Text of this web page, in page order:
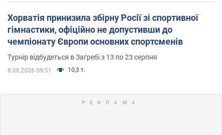
Хорватія принизила збірну Росії зі спортивної
гімнастики, офіційно не допустивши до
чемпіонату Європи основних спортсменів
Турнір відбудеться в Загребі з 13 по 23 серпня
8.08.2026 09:51 10,3 т.